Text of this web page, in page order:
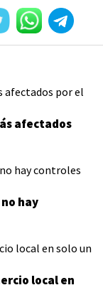
afectados
hay
local en